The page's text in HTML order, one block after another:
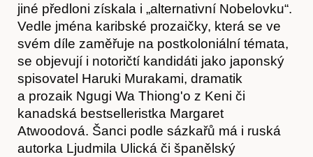
jiné předloni získala i „alternativní Nobelovku“.
Vedle jména karibské prozaičky, která se ve
svém díle zaměřuje na postkoloniální témata,
se objevují i notoričtí kandidáti jako japonský
spisovatel Haruki Murakami, dramatik
a prozaik Ngugi Wa Thiong'o z Keni či
kanadská bestselleristka Margaret
Atwoodová. Šanci podle sázkařů má i ruská
autorka Ljudmila Ulická či španělský